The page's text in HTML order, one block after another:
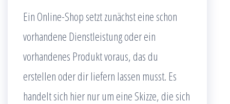
Ein Online-Shop setzt zunächst eine schon
vorhandene Dienstleistung oder ein
vorhandenes Produkt voraus, das du
erstellen oder dir liefern lassen musst. Es
handelt sich hier nur um eine Skizze, die sich